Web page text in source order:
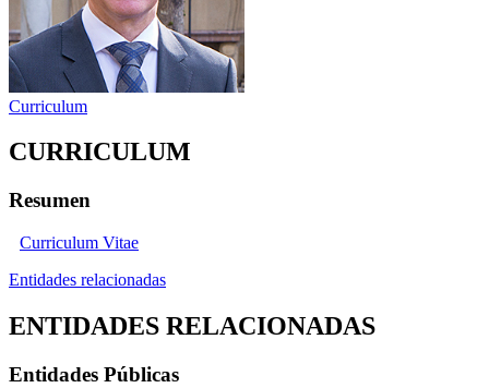
Curriculum
CURRICULUM
Resumen
Curriculum Vitae
Entidades relacionadas
ENTIDADES RELACIONADAS
Entidades Públicas